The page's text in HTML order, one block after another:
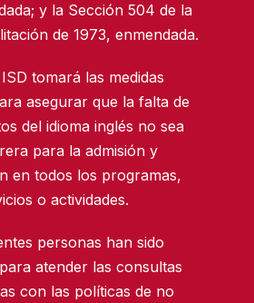
y la Sección 504 de la
de 1973, enmendada.
tomará las medidas
asegurar que la falta de
del idioma inglés no sea
para la admisión y
en todos los programas,
o actividades.
personas han sido
atender las consultas
con las políticas de no